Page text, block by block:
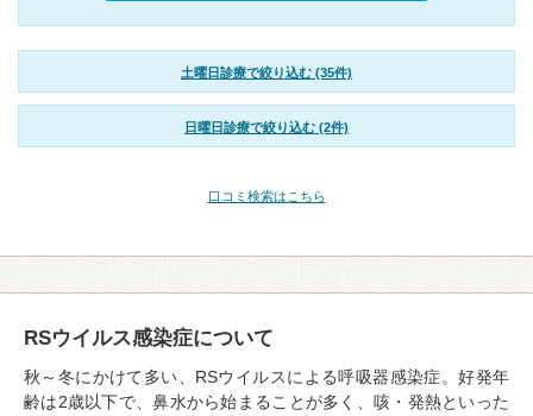
土曜日診療で絞り込む (35件)
日曜日診療で絞り込む (2件)
口コミ検索はこちら
RSウイルス感染症について
秋～冬にかけて多い、RSウイルスによる呼吸器感染症。好発年
齢は2歳以下で、鼻水から始まることが多く、咳・発熱といった